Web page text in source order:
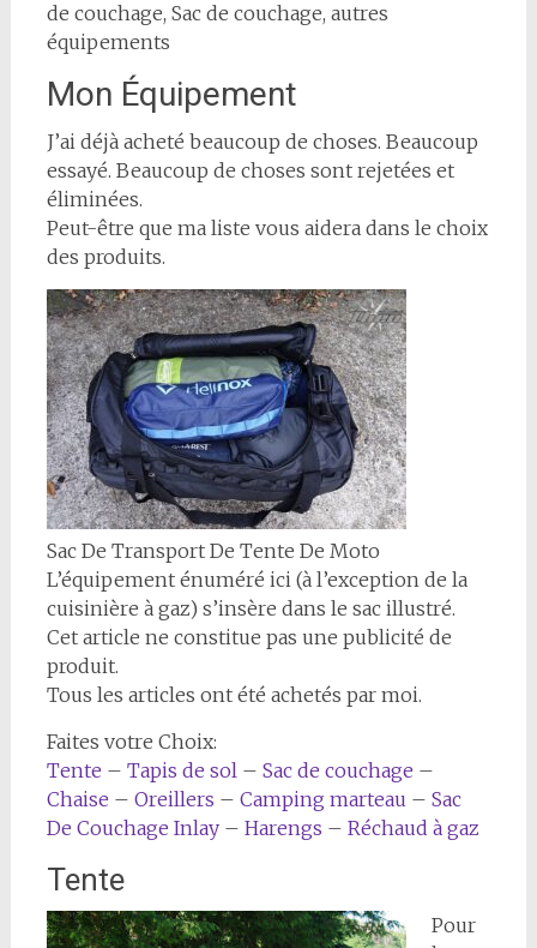
de couchage, Sac de couchage, autres
équipements
Mon Équipement
J’ai déjà acheté beaucoup de choses. Beaucoup
essayé. Beaucoup de choses sont rejetées et
éliminées.
Peut-être que ma liste vous aidera dans le choix
des produits.
Sac De Transport De Tente De Moto
L’équipement énuméré ici (à l’exception de la
cuisinière à gaz) s’insère dans le sac illustré.
Cet article ne constitue pas une publicité de
produit.
Tous les articles ont été achetés par moi.
Faites votre Choix:
Tente – Tapis de sol– Sac de couchage –
Chaise – Oreillers – Camping marteau – Sac
De Couchage Inlay– Harengs – Réchaud à gaz
Tente
Pour